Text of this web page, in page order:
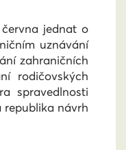
jednat o
uznávání
zahraničních
rodičovských
spravedlnosti
republika návrh